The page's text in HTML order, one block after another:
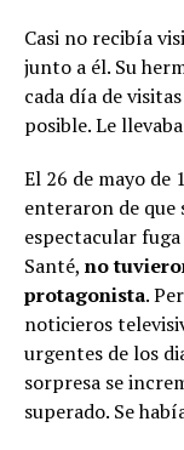
Casi no recibía
junto a él. Su
cada día de
posible. Le
El 26 de mayo de
enteraron de que
espectacular
Santé, no
protagonista.
noticieros
urgentes de los
sorpresa se
superado. Se